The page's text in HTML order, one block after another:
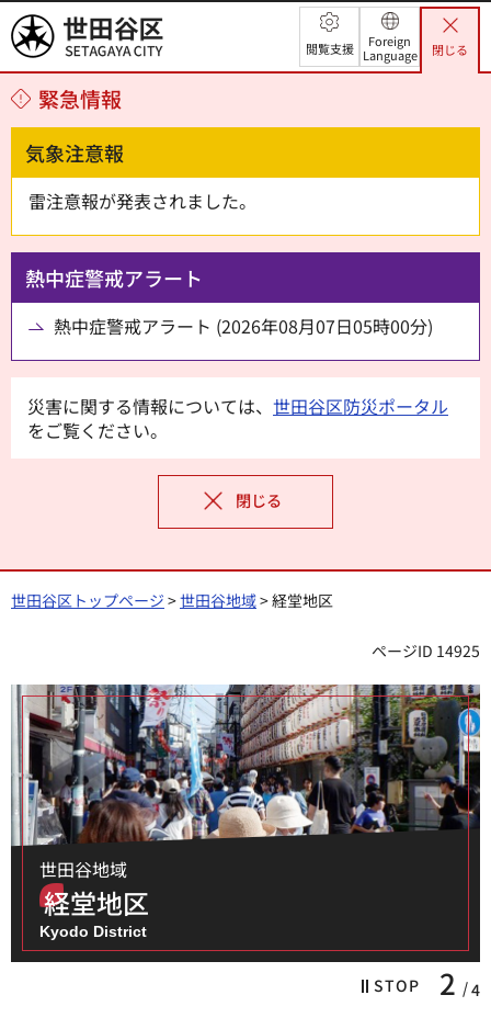
世田谷区 閲覧支援
Foreign
Language
閉じる
緊急情報
気象注意報
雷注意報が発表されました。
熱中症警戒アラート
熱中症警戒アラート (2026年08月07日05時00分)
災害に関する情報については、 世田谷区防災ポータル
をご覧ください。
閉じる
世田谷区トップページ >世田谷地域> 経堂地区
ページID 14925
世田谷地域
経堂地区
Kyodo District
STOP 3 4